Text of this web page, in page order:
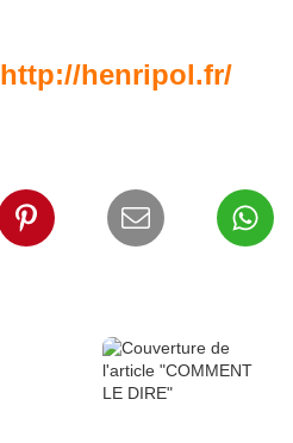
http://henripol.fr/